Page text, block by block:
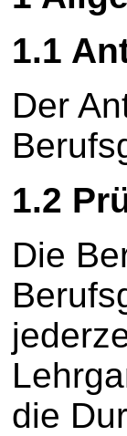
1.1
Der
1.2
Die
die